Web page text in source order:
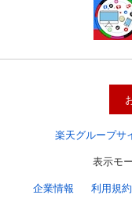
会員情報変更
決済方法変更
楽天グループサ
表示モ
企業情報 利用規約